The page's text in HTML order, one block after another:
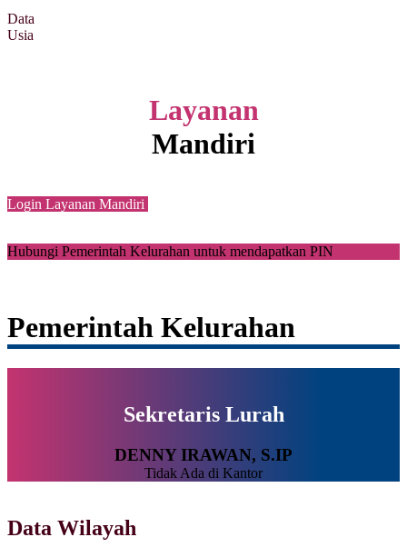
Data
Usia
Layanan
Mandiri
Login Layanan Mandiri
Hubungi Pemerintah Kelurahan untuk mendapatkan PIN
Pemerintah Kelurahan
Sekretaris Lurah
DENNY IRAWAN, S.IP
Tidak Ada di Kantor
Data Wilayah